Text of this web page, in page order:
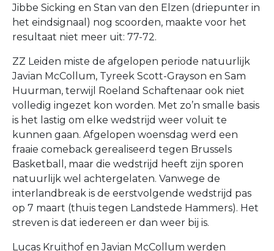
Jibbe Sicking en Stan van den Elzen (driepunter in
het eindsignaal) nog scoorden, maakte voor het
resultaat niet meer uit: 77-72.
ZZ Leiden miste de afgelopen periode natuurlijk
Javian McCollum, Tyreek Scott-Grayson en Sam
Huurman, terwijl Roeland Schaftenaar ook niet
volledig ingezet kon worden. Met zo’n smalle basis
is het lastig om elke wedstrijd weer voluit te
kunnen gaan. Afgelopen woensdag werd een
fraaie comeback gerealiseerd tegen Brussels
Basketball, maar die wedstrijd heeft zijn sporen
natuurlijk wel achtergelaten. Vanwege de
interlandbreak is de eerstvolgende wedstrijd pas
op 7 maart (thuis tegen Landstede Hammers). Het
streven is dat iedereen er dan weer bij is.
Lucas Kruithof en Javian McCollum werden